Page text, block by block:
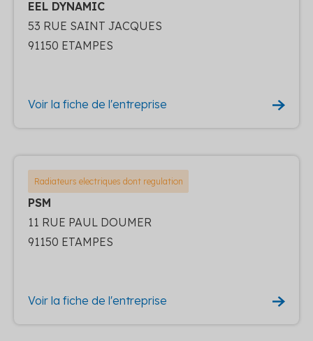
EEL DYNAMIC
53 RUE SAINT JACQUES
91150 ETAMPES
Voir la fiche de l'entreprise
Radiateurs electriques dont regulation
PSM
11 RUE PAUL DOUMER
91150 ETAMPES
Voir la fiche de l'entreprise